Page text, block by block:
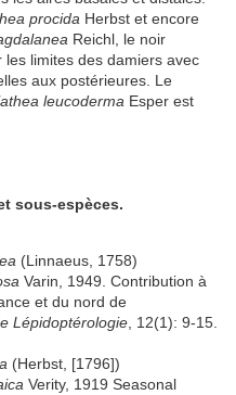
procida Herbst et encore
Reichl, le noir
limites des damiers avec
aux postérieures. Le
leucoderma Esper est
sous-espèces.
(Linnaeus, 1758)
Varin, 1949. Contribution à
et du nord de
Lépidoptérologie , 12(1): 9-15.
(Herbst, [1796])
Verity, 1919 Seasonal